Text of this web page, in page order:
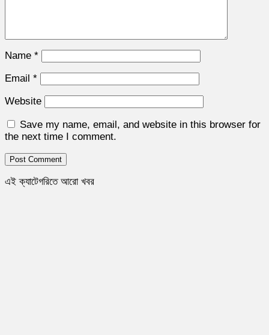
Name *
Email *
Website
Save my name, email, and website in this browser for
the next time I comment.
এই ক্যাটেগরিতে আরো খবর